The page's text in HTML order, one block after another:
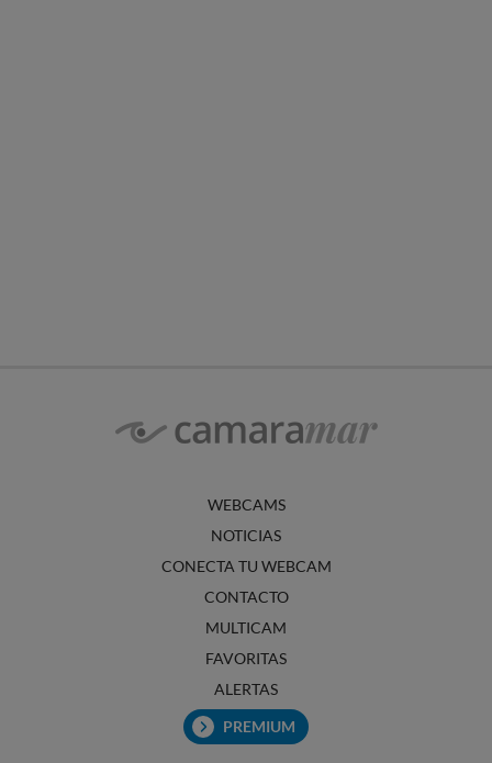
WEBCAMS
NOTICIAS
CONECTA TU WEBCAM
CONTACTO
MULTICAM
FAVORITAS
ALERTAS
PREMIUM